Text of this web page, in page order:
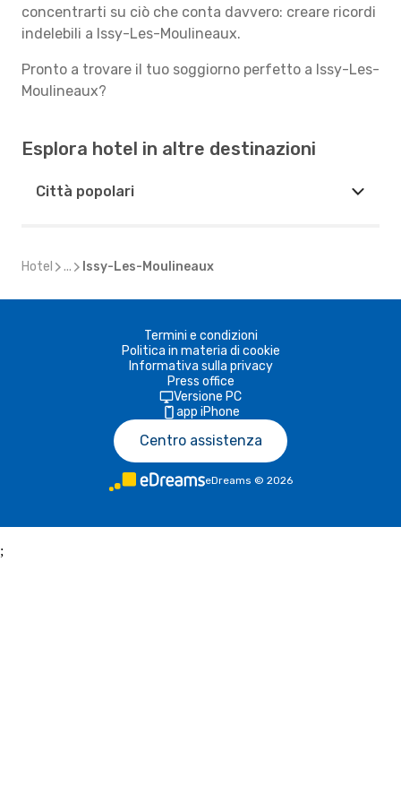
concentrarti su ciò che conta davvero: creare ricordi
indelebili a Issy-Les-Moulineaux.
Pronto a trovare il tuo soggiorno perfetto a Issy-Les-
Moulineaux?
Esplora hotel in altre destinazioni
Città popolari
Hotel ... Issy-Les-Moulineaux
Termini e condizioni
Politica in materia di cookie
Informativa sulla privacy
Press office
Versione PC
app iPhone
Centro assistenza
eDreams © 2026
;